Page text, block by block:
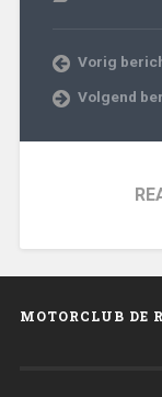
Vorig
Volgend
MOTORCLUB DE